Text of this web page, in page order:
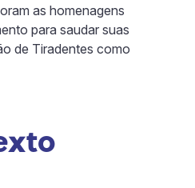
as homenagens
para saudar suas
de Tiradentes como